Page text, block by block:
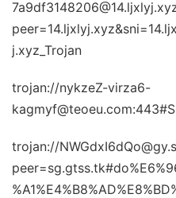
j.xyz_Trojan
trojan://nykzeZ-virza6-
trojan://